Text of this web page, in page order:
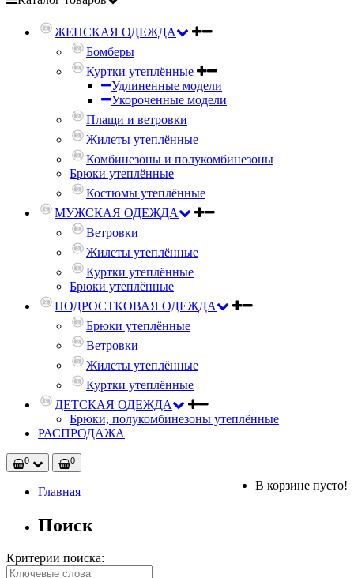
ЖЕНСКАЯ ОДЕЖДА
Бомберы
Куртки утеплённые
Удлиненные модели
Укороченные модели
Плащи и ветровки
Жилеты утеплённые
Комбинезоны и полукомбинезоны
Брюки утеплённые
Костюмы утеплённые
МУЖСКАЯ ОДЕЖДА
Ветровки
Жилеты утеплённые
Куртки утеплённые
Брюки утеплённые
ПОДРОСТКОВАЯ ОДЕЖДА
Брюки утеплённые
Ветровки
Жилеты утеплённые
Куртки утеплённые
ДЕТСКАЯ ОДЕЖДА
Брюки, полукомбинезоны утеплённые
РАСПРОДАЖА
0 0
В корзине пусто!
Главная
Поиск
Критерии поиска: